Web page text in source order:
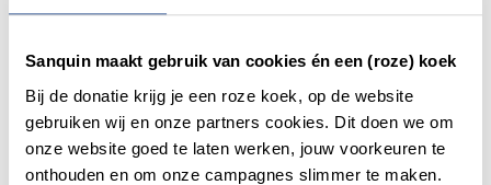
Sanquin maakt gebruik van cookies én een (roze) koek
Bij de donatie krijg je een roze koek, op de website
gebruiken wij en onze partners cookies. Dit doen we om
onze website goed te laten werken, jouw voorkeuren te
onthouden en om onze campagnes slimmer te maken.
meeste mensen met HUS waren volwassenen, vooral
vrouwen. In Nederland kregen vier mensen HUS. De brom
van de besmetting zou bepaalde groente of jonge
kiemgroente geweest zijn. De uitbraak domineerde het
nieuws gedurende enkele weken.